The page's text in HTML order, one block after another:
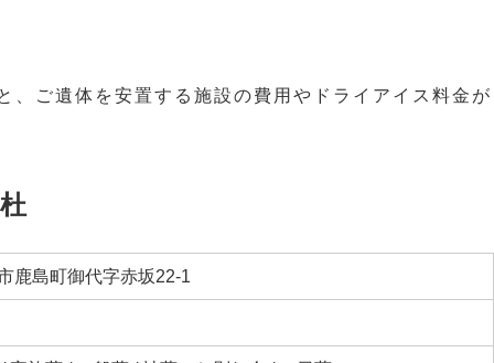
、ご遺体を安置する施設の費用やドライアイス料金が
鹿島町御代字赤坂22-1